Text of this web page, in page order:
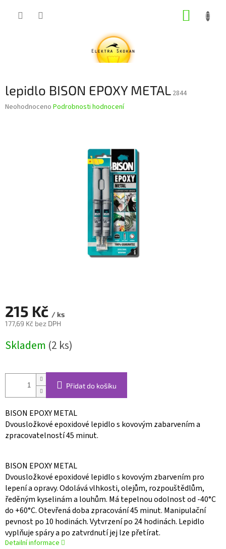
lepidlo BISON EPOXY METAL 2844
Průměrné
Neohodnoceno Podrobnosti hodnocení
215 Kč / ks
177,69 Kč bez DPH
cena:
Skladem (2 ks)
Přidat do košíku
BISON EPOXY METAL
Dvousložkové epoxidové lepidlo s kovovým zabarvením a
zpracovatelností 45 minut.
BISON EPOXY METAL
Dvousložkové epoxidové lepidlo s kovovým zbarvením pro
lepení a opravy. Odolává vlhkosti, olejům, rozpouštědlům,
ředěným kyselinám a louhům. Má tepelnou odolnost od -40°C
do +60°C. Otevřená doba zpracování 45 minut. Manipulační
pevnost po 10 hodinách. Vytvrzení po 24 hodinách. Lepidlo
vyplňuje spáry a po zatvrdnutí jej lze přetírat.
Detailní informace